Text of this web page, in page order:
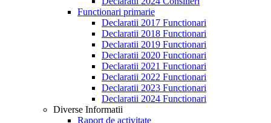
Functionari primarie
Declaratii 2017 Functionari
Declaratii 2018 Functionari
Declaratii 2019 Functionari
Declaratii 2020 Functionari
Declaratii 2021 Functionari
Declaratii 2022 Functionari
Declaratii 2023 Functionari
Declaratii 2024 Functionari
Diverse Informatii
Raport de activitate